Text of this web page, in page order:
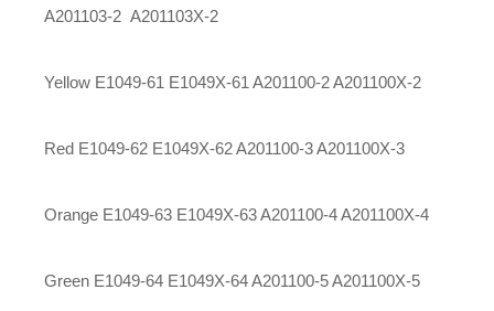
A201103-2 A201103X-2
Yellow E1049-61 E1049X-61 A201100-2 A201100X-2
Red E1049-62 E1049X-62 A201100-3 A201100X-3
Orange E1049-63 E1049X-63 A201100-4 A201100X-4
Green E1049-64 E1049X-64 A201100-5 A201100X-5